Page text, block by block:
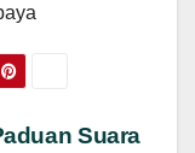
Suara